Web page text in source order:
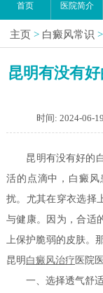
首页 医院简介
主页 > 白癜风常识 >
昆明有没有
时间: 2024-06-19
昆明有没有好的
活的点滴中，白癜风
扰。尤其在穿衣选择
与健康。因为，合适
上保护脆弱的皮肤。
昆明 白癜风治疗 医院
一、选择透气舒适